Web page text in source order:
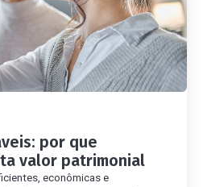
por que
valor patrimonial
econômicas e